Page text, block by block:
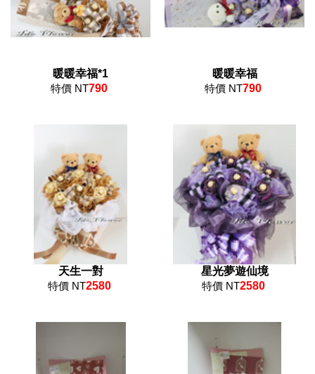
暖暖幸福*1
特價 NT790
暖暖幸福
特價 NT790
天生一對
特價 NT2580
星光夢遊仙境
特價 NT2580